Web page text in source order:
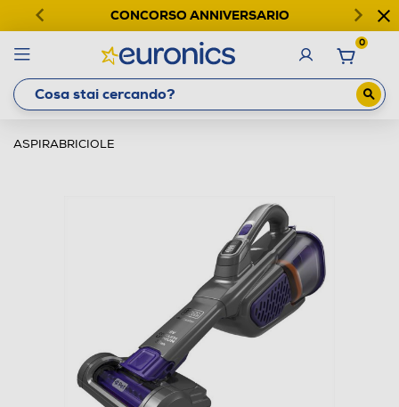
CONCORSO ANNIVERSARIO
0
ASPIRABRICIOLE